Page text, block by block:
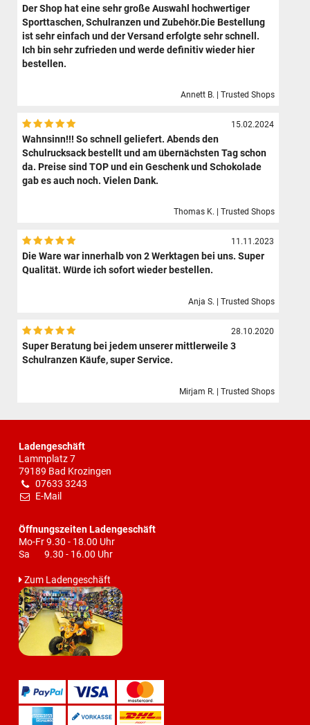
Der Shop hat eine sehr große Auswahl hochwertiger
Sporttaschen, Schulranzen und Zubehör.Die Bestellung
ist sehr einfach und der Versand erfolgte sehr schnell.
Ich bin sehr zufrieden und werde definitiv wieder hier
bestellen.
Annett B. | Trusted Shops
15.02.2024
Wahnsinn!!! So schnell geliefert. Abends den
Schulrucksack bestellt und am übernächsten Tag schon
da. Preise sind TOP und ein Geschenk und Schokolade
gab es auch noch. Vielen Dank.
Thomas K. | Trusted Shops
11.11.2023
Die Ware war innerhalb von 2 Werktagen bei uns. Super
Qualität. Würde ich sofort wieder bestellen.
Anja S. | Trusted Shops
28.10.2020
Super Beratung bei jedem unserer mittlerweile 3
Schulranzen Käufe, super Service.
Mirjam R. | Trusted Shops
Ladengeschäft
Lammplatz 7
79189 Bad Krozingen
07633 3243
E-Mail
Öffnungszeiten Ladengeschäft
Mo-Fr 9.30 - 18.00 Uhr
Sa 9.30 - 16.00 Uhr
Zum Ladengeschäft